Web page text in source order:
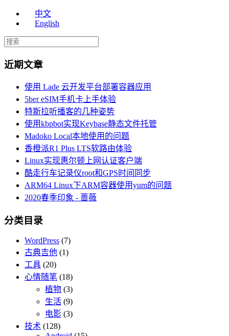
中文
English
近期文章
使用 Lade 云开发平台部署容器应用
5ber eSIM手机卡上手体验
特斯拉听播客的几种姿势
使用kbpbot实现Keybase静态文件托管
Madoko Local本地使用的问题
香橙派R1 Plus LTS软路由体验
Linux实现惠尔顿上网认证客户端
酷走行车记录仪root和GPS时间同步
ARM64 Linux下ARM容器使用yum的问题
2020春季印象 - 蔷薇
分类目录
WordPress (7)
古典吉他 (1)
工具 (20)
心情随笔 (18)
植物 (3)
生活 (9)
电影 (3)
技术 (128)